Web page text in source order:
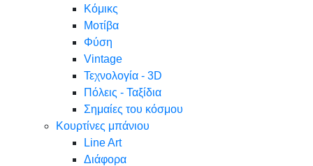
Κόμικς
Μοτίβα
Φύση
Vintage
Τεχνολογία - 3D
Πόλεις - Ταξίδια
Σημαίες του κόσμου
Κουρτίνες μπάνιου
Line Art
Διάφορα